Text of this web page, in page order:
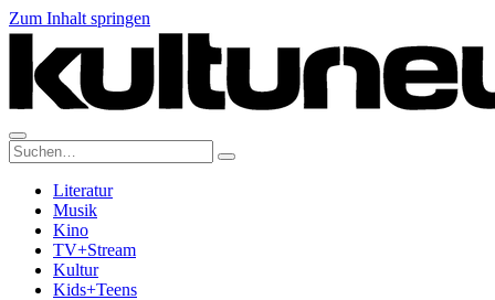
Zum Inhalt springen
Suche:
Literatur
Musik
Kino
TV+Stream
Kultur
Kids+Teens